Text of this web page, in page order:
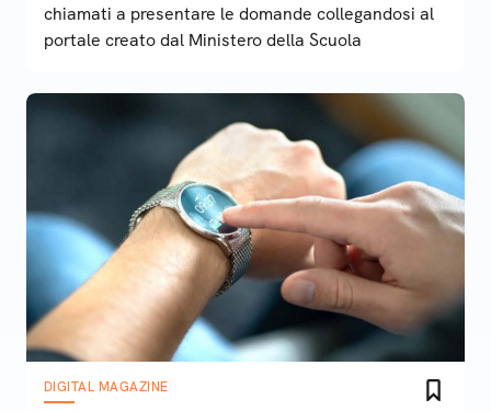
chiamati a presentare le domande collegandosi al
portale creato dal Ministero della Scuola
DIGITAL MAGAZINE